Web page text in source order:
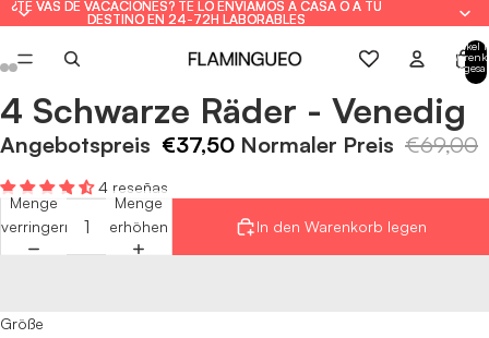
¿TE VAS DE VACACIONES? TE LO ENVIAMOS A CASA O A TU
DESTINO EN 24-72H LABORABLES
¿TE VAS DE VACACIONES? TE LO ENVIAMOS A CASA O A TU
DESTINO EN 24-72H LABORABLES
Artikel
Bild
im
Vollbildmodus
öffnen
Bild
im
Vollbildmodus
öffnen
Bild
im
Vollbildmodus
öffnen
Bild
im
Vollbildmodus
öffnen
Bild
im
Vollbildmodus
öffnen
Bild
im
Vollbildmodus
öffnen
Bild
im
Vollbildmodus
öffnen
Bild
im
Vollbildmodus
öffnen
4 Schwarze Räder - Venedig
Angebotspreis €37,50 Normaler Preis €69,00
4 reseñas
Menge
verringern
Menge
erhöhen
In den Warenkorb legen
Größe